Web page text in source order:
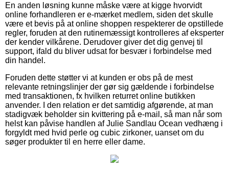
En anden løsning kunne måske være at kigge hvorvidt
online forhandleren er e-mærket medlem, siden det skulle
være et bevis på at online shoppen respekterer de opstillede
regler, foruden at den rutinemæssigt kontrolleres af eksperter
der kender vilkårene. Derudover giver det dig genvej til
support, ifald du bliver udsat for besvær i forbindelse med
din handel.
Foruden dette støtter vi at kunden er obs på de mest
relevante retningslinjer der gør sig gældende i forbindelse
med transaktionen, fx hvilken returret online butikken
anvender. I den relation er det samtidig afgørende, at man
stadigvæk beholder sin kvittering på e-mail, så man når som
helst kan påvise handlen af Julie Sandlau Ocean vedhæng i
forgyldt med hvid perle og cubic zirkoner, uanset om du
søger produkter til en herre eller dame.